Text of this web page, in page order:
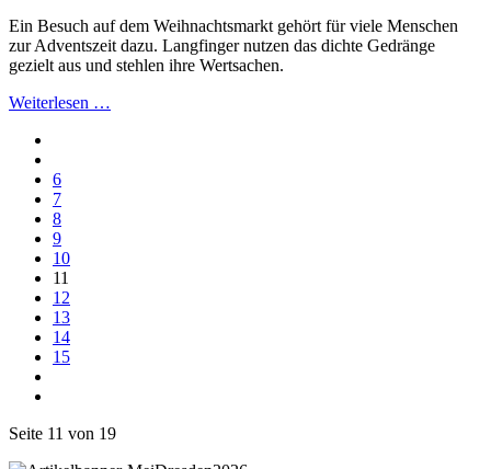
Ein Besuch auf dem Weihnachtsmarkt gehört für viele Menschen
zur Adventszeit dazu. Langfinger nutzen das dichte Gedränge
gezielt aus und stehlen ihre Wertsachen.
Weiterlesen …
6
7
8
9
10
11
12
13
14
15
Seite 11 von 19